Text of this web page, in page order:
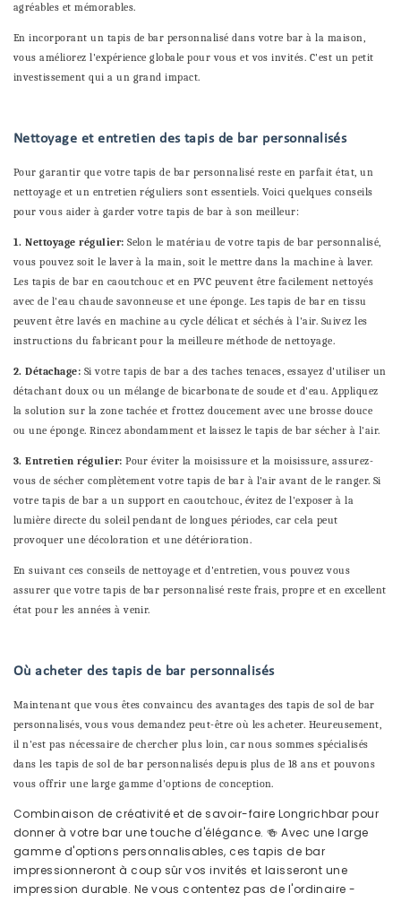
agréables et mémorables.
En incorporant un tapis de bar personnalisé dans votre bar à la maison,
vous améliorez l'expérience globale pour vous et vos invités. C'est un petit
investissement qui a un grand impact.
Nettoyage et entretien des tapis de bar personnalisés
Pour garantir que votre tapis de bar personnalisé reste en parfait état, un
nettoyage et un entretien réguliers sont essentiels. Voici quelques conseils
pour vous aider à garder votre tapis de bar à son meilleur:
1. Nettoyage régulier:Selon le matériau de votre tapis de bar personnalisé,
vous pouvez soit le laver à la main, soit le mettre dans la machine à laver.
Les tapis de bar en caoutchouc et en PVC peuvent être facilement nettoyés
avec de l'eau chaude savonneuse et une éponge. Les tapis de bar en tissu
peuvent être lavés en machine au cycle délicat et séchés à l'air. Suivez les
instructions du fabricant pour la meilleure méthode de nettoyage.
2. Détachage: Si votre tapis de bar a des taches tenaces, essayez d'utiliser un
détachant doux ou un mélange de bicarbonate de soude et d'eau. Appliquez
la solution sur la zone tachée et frottez doucement avec une brosse douce
ou une éponge. Rincez abondamment et laissez le tapis de bar sécher à l'air.
3. Entretien régulier:Pour éviter la moisissure et la moisissure, assurez-
vous de sécher complètement votre tapis de bar à l'air avant de le ranger. Si
votre tapis de bar a un support en caoutchouc, évitez de l'exposer à la
lumière directe du soleil pendant de longues périodes, car cela peut
provoquer une décoloration et une détérioration.
En suivant ces conseils de nettoyage et d'entretien, vous pouvez vous
assurer que votre tapis de bar personnalisé reste frais, propre et en excellent
état pour les années à venir.
Où acheter des tapis de bar personnalisés
Maintenant que vous êtes convaincu des avantages des tapis de sol de bar
personnalisés, vous vous demandez peut-être où les acheter. Heureusement,
il n'est pas nécessaire de chercher plus loin, car nous sommes spécialisés
dans les tapis de sol de bar personnalisés depuis plus de 18 ans et pouvons
vous offrir une large gamme d'options de conception.
Combinaison de créativité et de savoir-faire Longrichbar pour
donner à votre bar une touche d'élégance. 🍻 Avec une large
gamme d'options personnalisables, ces tapis de bar
impressionneront à coup sûr vos invités et laisseront une
impression durable. Ne vous contentez pas de l'ordinaire -